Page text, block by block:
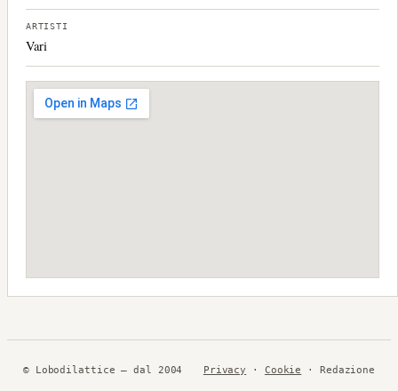
ARTISTI
Vari
© Lobodilattice — dal 2004 Privacy · Cookie · Redazione